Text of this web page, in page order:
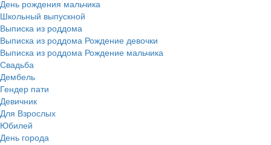
День рождения мальчика
Школьный выпускной
Выписка из роддома
Выписка из роддома Рождение девочки
Выписка из роддома Рождение мальчика
Свадьба
Дембель
Гендер пати
Девичник
Для Взрослых
Юбилей
День города